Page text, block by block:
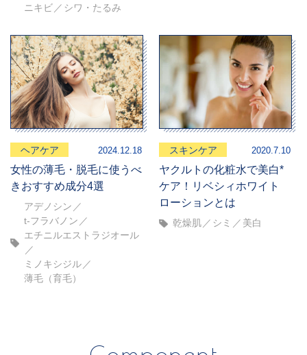
ニキビ
シワ・たるみ
ヘアケア 2024.12.18
女性の薄毛・脱毛に使うべ
きおすすめ成分4選
アデノシン
t-フラバノン
エチニルエストラジオール
ミノキシジル
薄毛（育毛）
スキンケア 2020.7.10
ヤクルトの化粧水で美白*
ケア！リベシィホワイト
ローションとは
乾燥肌 シミ 美白